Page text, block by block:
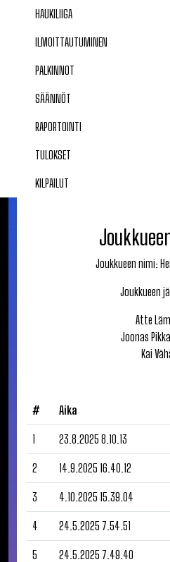
HAUKILIIGA
ILMOITTAUTUMINEN
PALKINNOT
SÄÄNNÖT
RAPORTOINTI
TULOKSET
KILPAILUT
Joukkueen nimi:
Joukkueen
Atte
Joonas
Kai
# Aika
1 23.8.2025 8.10.13
2 14.9.2025 16.40.12
3 4.10.2025 15.39.04
4 24.5.2025 7.54.51
5 24.5.2025 7.49.40